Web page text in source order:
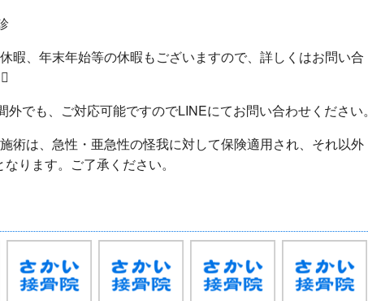
暇、年末年始等の休暇もございますので、詳しくはお問い合
外でも、ご対応可能ですのでLINEにてお問い合わせください。
術は、急性・亜急性の怪我に対して保険適用され、それ以外
ります。ご了承ください。